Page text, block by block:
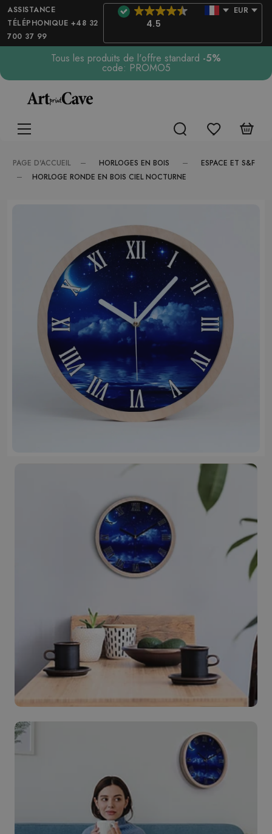
ASSISTANCE
TÉLÉPHONIQUE +48 32
700 37 99
4.5
EUR
Tous les produits de l'offre standard -5%
code: PROMO5
PAGE D'ACCUEIL HORLOGES EN BOIS
ESPACE ET S&F
HORLOGE RONDE EN BOIS CIEL NOCTURNE